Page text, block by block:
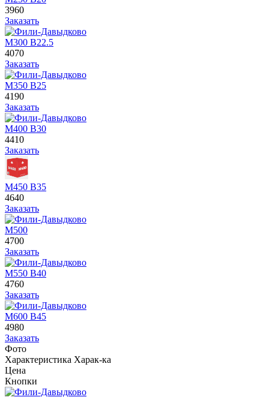
3960
Заказать
М300 В22.5
4070
Заказать
М350 В25
4190
Заказать
М400 В30
4410
Заказать
М450 В35
4640
Заказать
М500
4700
Заказать
М550 В40
4760
Заказать
М600 В45
4980
Заказать
Фото
Характеристика Харак-ка
Цена
Кнопки